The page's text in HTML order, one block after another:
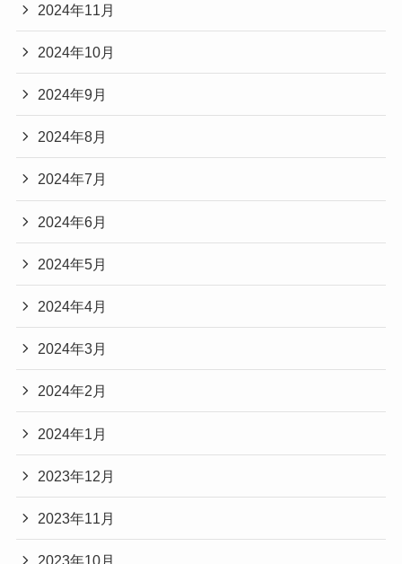
2024年11月
2024年10月
2024年9月
2024年8月
2024年7月
2024年6月
2024年5月
2024年4月
2024年3月
2024年2月
2024年1月
2023年12月
2023年11月
2023年10月